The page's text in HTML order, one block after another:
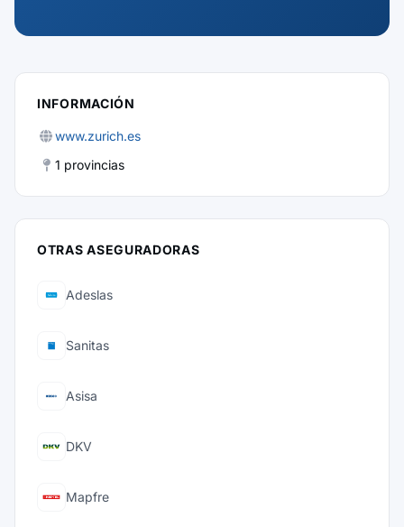
INFORMACIÓN
www.zurich.es
1 provincias
OTRAS ASEGURADORAS
Adeslas
Sanitas
Asisa
DKV
Mapfre